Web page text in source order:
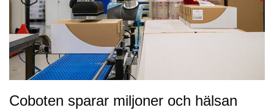
Coboten sparar miljoner och hälsan